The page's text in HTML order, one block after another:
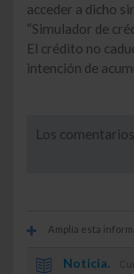
acceder a dicho
“Simulador de
El crédito no
intención de
Los
Amplía esta
Noticia.